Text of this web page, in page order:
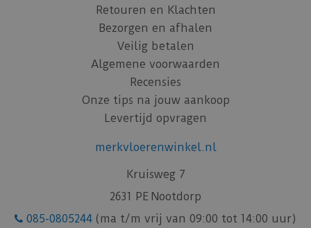
Retouren en Klachten
Bezorgen en afhalen
Veilig betalen
Algemene voorwaarden
Recensies
Onze tips na jouw aankoop
Levertijd opvragen
merkvloerenwinkel.nl
Kruisweg 7
2631 PE Nootdorp
085-0805244 (ma t/m vrij van 09:00 tot 14:00 uur)